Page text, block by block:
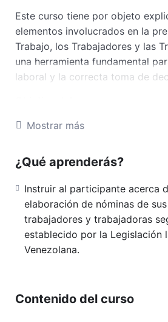
Este curso tiene por objeto
elementos involucrados en la
Trabajo, los Trabajadores y las
una herramienta fundamental
laboral y la correcta toma de
Proporcionar al participante los
bajo la LOTTT, comprendiendo
cálculo: salario, jornadas,
obligaciones legales.
La información presentada
laboral vigente, identificar los
reconocer aquellos que no la
estos elementos influyen en la
Mostrar más
¿Qué aprenderás?
Instruir al participante acerca
elaboración de nóminas de sus
trabajadores y trabajadoras
establecido por la Legislación
Venezolana.
Contenido del curso